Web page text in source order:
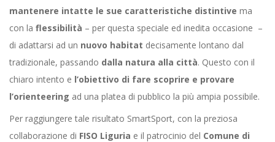
mantenere intatte le sue caratteristiche distintive ma
con la flessibilità – per questa speciale ed inedita occasione –
di adattarsi ad un nuovo habitat decisamente lontano dal
tradizionale, passando dalla natura alla città. Questo con il
chiaro intento e l’obiettivo di fare scoprire e provare
l’orienteering ad una platea di pubblico la più ampia possibile.
Per raggiungere tale risultato SmartSport, con la preziosa
collaborazione di FISO Liguria e il patrocinio del Comune di